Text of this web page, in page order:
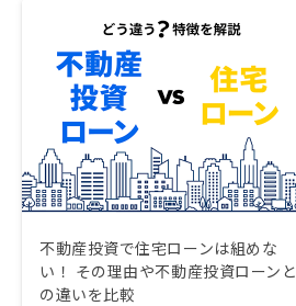
不動産投資で住宅ローンは組めな
い！ その理由や不動産投資ローンと
の違いを比較